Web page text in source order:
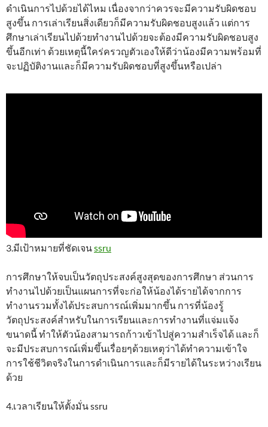
ดำเนินการไปด้วยได้ไหม เนื่องจากว่าควรจะมีความรับผิดชอบ
สูงขึ้น การเล่าเรียนสิ่งเดียวก็มีความรับผิดชอบสูงแล้ว แต่การ
ศึกษาเล่าเรียนไปด้วยทำงานไปด้วยจะต้องมีความรับผิดชอบสูง
ขึ้นอีกเท่า ด้วยเหตุนี้ใคร่ครวญตัวเองให้ดีว่าน้องมีความพร้อมที่
จะปฏิบัติงานและก็มีความรับผิดชอบที่สูงขึ้นหรือเปล่า
3.มีเป้าหมายที่ชัดเจนssru
การศึกษาให้จบเป็นวัตถุประสงค์สูงสุดของการศึกษา ส่วนการ
ทำงานไปด้วยเป็นแผนการที่จะก่อให้น้องได้รายได้จากการ
ทำงานรวมทั้งได้ประสบการณ์เพิ่มมากขึ้น การที่น้องรู้
วัตถุประสงค์สำหรับในการเรียนและการทำงานที่แจ่มแจ้ง
ขนาดนี้ ทำให้ตัวน้องสามารถก้าวเข้าไปสู่ความสำเร็จได้ และก็
จะมีประสบการณ์เพิ่มขึ้นเรื่อยๆด้วยเหตุว่าได้ทำความเข้าใจ
การใช้ชีวิตจริงในการดำเนินการและก็มีรายได้ในระหว่างเรียน
ด้วย
4.เวลาเรียนให้ตั้งมั่น ssru